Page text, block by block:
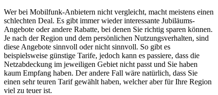
Wer bei Mobilfunk-Anbietern nicht vergleicht, macht meistens einen
schlechten Deal. Es gibt immer wieder interessante Jubiläums-
Angebote oder andere Rabatte, bei denen Sie richtig sparen können.
Je nach der Region und dem persönlichen Nutzungsverhalten, sind
diese Angebote sinnvoll oder nicht sinnvoll. So gibt es
beispielsweise günstige Tarife, jedoch kann es passiere, dass die
Netzabdeckung im jeweiligen Gebiet nicht passt und Sie haben
kaum Empfang haben. Der andere Fall wäre natürlich, dass Sie
einen sehr teuren Tarif gewählt haben, welcher aber für Ihre Region
viel zu teuer ist.